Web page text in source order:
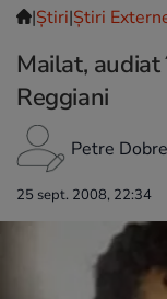
|Ştiri|Știri
Mailat,
Reggiani
Petre
25 sept. 2008, 22:34